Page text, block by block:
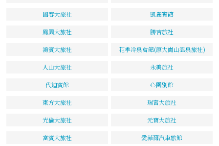
國春大旅社 凱麗賓館
鳳園大旅社 勝吉旅社
鴻賓大旅社 花季冷泉會館(原大崗山溫泉旅社)
人山大旅社 永美旅社
代迪賓館 心園別館
東方大旅社 瑞宮大旅社
光倫大旅社 元寶大旅社
富賓大旅社 愛菲爾汽車旅館